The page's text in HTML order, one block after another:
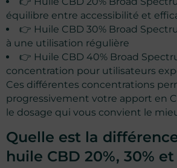
équilibre entre accessibilité et
👉 Huile CBD 30% Broad
à une utilisation régulière
👉 Huile CBD 40% Broad
concentration pour utilisateurs
Ces différentes concentrations
progressivement votre apport en
le dosage qui vous convient le
Quelle est la
huile CBD 20%, 30% et